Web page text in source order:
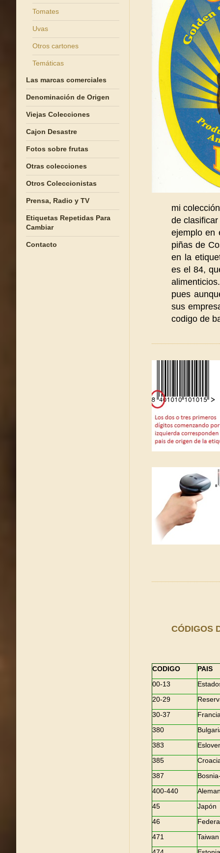
Tomates
Uvas
Otros cartones
Temáticas
Las marcas comerciales
Denominación de Origen
Viejas Colecciones
Cajon Desastre
Fotos sobre frutas
Otras colecciones
Otros Coleccionistas
Prensa, Radio y TV
Etiquetas Repetidas Para
Cambiar
Contacto
mi
de
ejemplo en
piñas de
en la
es el 84,
pues
sus
codigo de
CÓDIGOS
CODIGO
PAIS
00-13
20-29
30-37
380
383
385
387
400-440
45
Japón
46
471
Taiwan